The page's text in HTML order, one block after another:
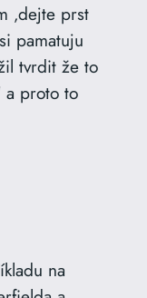
‚dejte prst
pamatuju
tvrdit že to
a proto to
na